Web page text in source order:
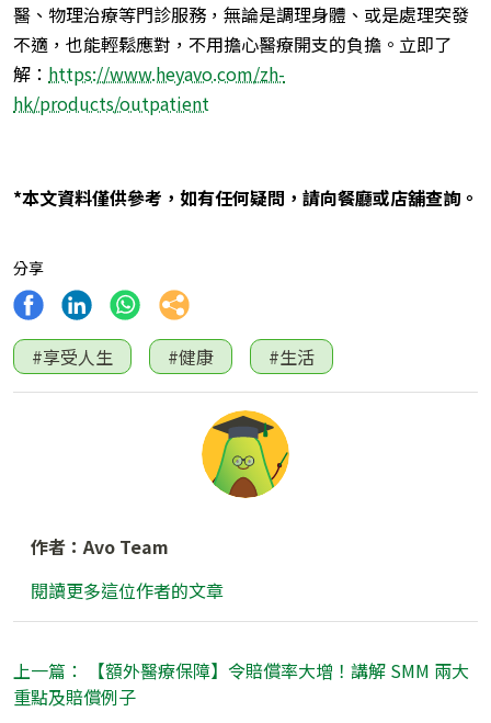
醫、物理治療等門診服務，無論是調理身體、或是處理突發
不適，也能輕鬆應對，不用擔心醫療開支的負擔。立即了
解： https://www.heyavo.com/zh-
hk/products/outpatient
*本文資料僅供參考，如有任何疑問，請向餐廳或店舖查詢。
分享
#享受人生 #健康 #生活
作者：Avo Team
閱讀更多這位作者的文章
上一篇： 【額外醫療保障】令賠償率大增！講解 SMM 兩大
重點及賠償例子